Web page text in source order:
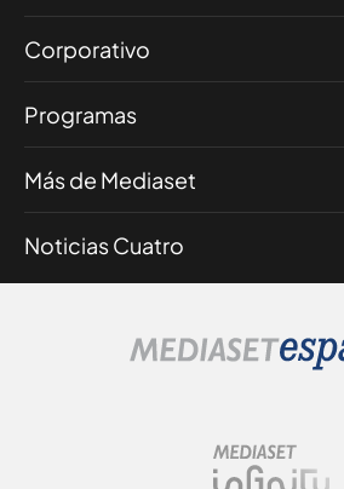
Corporativo
Programas
Más de Mediaset
Noticias Cuatro